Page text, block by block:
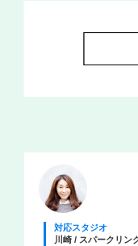
対応スタジオ
川崎 / スパークリ